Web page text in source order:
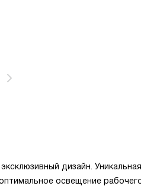
дизайн. Уникальная
освещение